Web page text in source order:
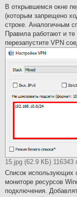
В открывшемся окне
(которым запрещено
строке. Аналогичным
Правила работают и
перезапустите VPN
15.jpg (62.9 КБ) 116343
Список использующих
мониторе ресурсов
подключения.